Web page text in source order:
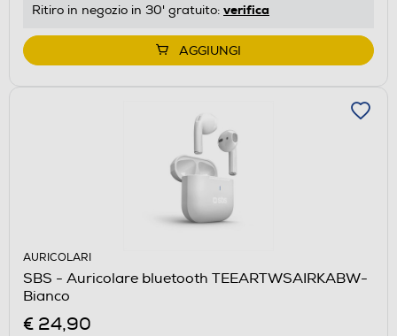
Ritiro in negozio in 30' gratuito: verifica
AGGIUNGI
AURICOLARI
SBS - Auricolare bluetooth TEEARTWSAIRKABW-
Bianco
€ 24,90